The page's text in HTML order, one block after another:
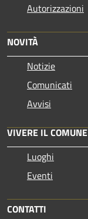
Autorizzazioni
NOVITÀ
Notizie
Comunicati
Avvisi
VIVERE IL COMUNE
Luoghi
Eventi
CONTATTI